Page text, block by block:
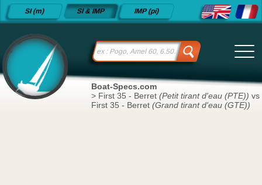
Fiches
techniques
depuis
2015
SI (m) SI & IMP IMP (pi)
Boat-Specs.com
> First 35 - Berret (Petit tirant d'eau (PTE)) vs
First 35 - Berret (Grand tirant d'eau (GTE))